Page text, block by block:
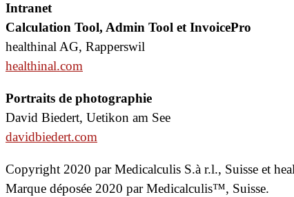
Intranet
Calculation Tool, Admin Tool et InvoicePro
healthinal AG, Rapperswil
healthinal.com
Portraits de photographie
David Biedert, Uetikon am See
davidbiedert.com
Copyright 2020 par Medicalculis S.à r.l., Suisse et
Marque déposée 2020 par Medicalculis™, Suisse.